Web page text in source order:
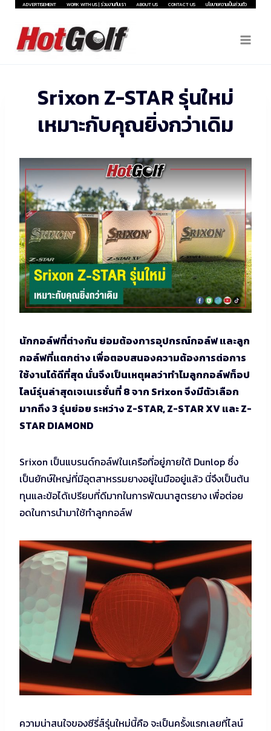
Skip
content
ADVERTISEMENT WORK WITH US | ร่วมงานกับเรา ABOUT US CONTACT US นโยบายความเป็นส่วนตัว
Srixon Z-STAR รุ่นใหม่
เหมาะกับคุณยิ่งกว่าเดิม
นักกอล์ฟที่ต่างกัน ย่อมต้องการอุปกรณ์กอล์ฟ และลูก
กอล์ฟที่แตกต่าง เพื่อตอบสนองความต้องการต่อการ
ใช้งานได้ดีที่สุด นั่นจึงเป็นเหตุผลว่าทำไมลูกกอล์ฟท็อป
ไลน์รุ่นล่าสุดเจเนเรชั่นที่ 8 จาก Srixon จึงมีตัวเลือก
มากถึง 3 รุ่นย่อย ระหว่าง Z-STAR, Z-STAR XV และ Z-
STAR DIAMOND
Srixon เป็นแบรนด์กอล์ฟในเครือที่อยู่ภายใต้ Dunlop ซึ่ง
เป็นยักษ์ใหญ่ที่มีอุตสาหรรมยางอยู่ในมืออยู่แล้ว นี่จึงเป็นต้น
ทุนและข้อได้เปรียบที่ดีมากในการพัฒนาสูตรยาง เพื่อต่อย
อดในการนำมาใช้ทำลูกกอล์ฟ
ความน่าสนใจของซีรี่ส์รุ่นใหม่นี้คือ จะเป็นครั้งแรกเลยที่ไลน์